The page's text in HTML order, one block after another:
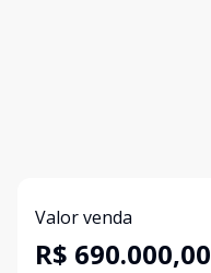
Valor venda
R$ 690.000,00